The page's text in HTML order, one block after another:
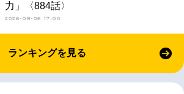
力」〈884話〉
2026-08-06 17:00
ランキングを見る